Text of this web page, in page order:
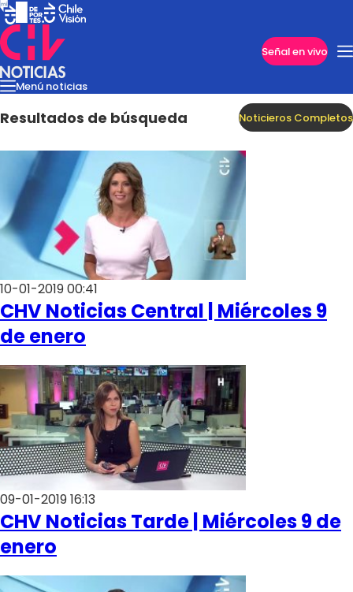
Señal en vivo
Menú noticias
InternacionalReportajesCazanoticiasEconomíaCasos
Resultados de búsqueda Noticieros Completos
10-01-2019 00:41
CHV Noticias Central | Miércoles 9
de enero
09-01-2019 16:13
CHV Noticias Tarde | Miércoles 9 de
enero
Imperdibles
Programas
Club De La Comedia
Contigo en Directo
Plan Perfecto
El Tiempo
Sabingo
Todos Los Programas